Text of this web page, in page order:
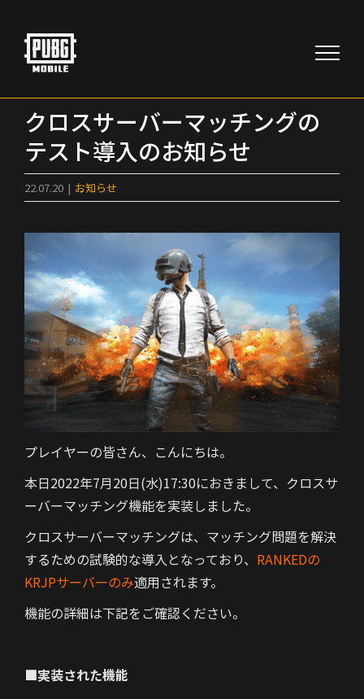
content
クロスサーバーマッチングの
テスト導入のお知らせ
22.07.20 | お知らせ
プレイヤーの皆さん、こんにちは。
本日2022年7月20日(水)17:30におきまして、クロスサ
ーバーマッチング機能を実装しました。
クロスサーバーマッチングは、マッチング問題を解決
するための試験的な導入となっており、 RANKEDの
KRJPサーバーのみ適用されます。
機能の詳細は下記をご確認ください。
■実装された機能